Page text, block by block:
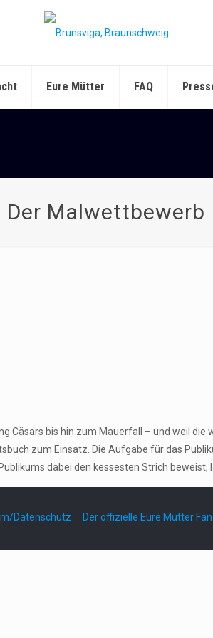
Eure Mütter FAQ
Der Malwettbewerb
bis hin zum Mauerfall – und weil die
zum Einsatz. Die Aufgabe für das
dabei den kessesten Strich
Datenschutz Der offizielle Eure Mütter